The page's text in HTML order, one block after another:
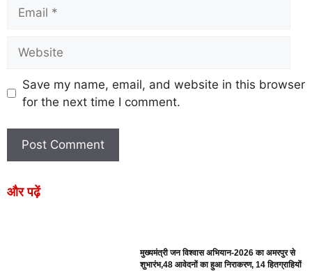
Save my name, email, and website in this browser
for the next time I comment.
और पढ़ें
मुख्यमंत्री जन विश्वास अभियान-2026 का अमरपुर से
शुभारंभ,48 आवेदनों का हुआ निराकरण, 14 हितग्राहियों